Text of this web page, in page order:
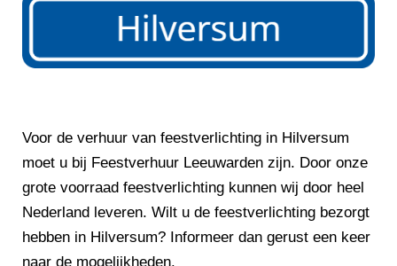
Voor de verhuur van feestverlichting in Hilversum
moet u bij Feestverhuur Leeuwarden zijn. Door onze
grote voorraad feestverlichting kunnen wij door heel
Nederland leveren. Wilt u de feestverlichting bezorgt
hebben in Hilversum? Informeer dan gerust een keer
naar de mogelijkheden.